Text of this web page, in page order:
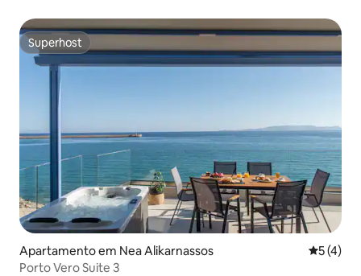
Superhost
Superhost
Apartamento em Nea Alikarnassos
5 (4)
Porto Vero Suite 3